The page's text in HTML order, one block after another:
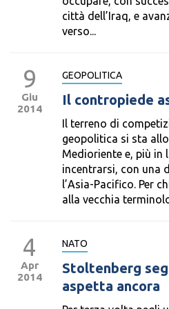
città dell’Iraq, e
verso...
9
Giu
2014
GEOPOLITICA
Il contropiede
Il terreno di
geopolitica si sta
Medioriente e, più in
incentrarsi, con una
l’Asia-Pacifico. Per
alla vecchia
4
Apr
2014
NATO
Stoltenberg
aspetta ancora